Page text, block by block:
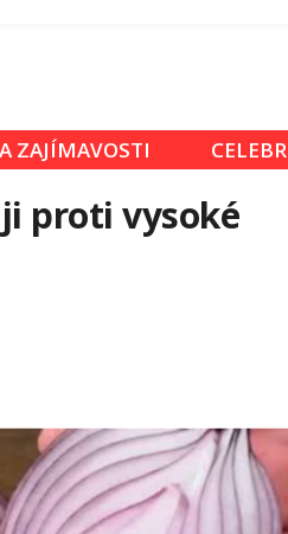
ZAJÍMAVOSTI
proti vysoké